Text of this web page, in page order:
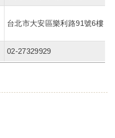
台北市大安區樂利路91號6樓
02-27329929